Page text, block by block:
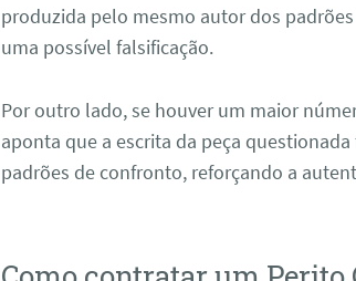
produzida pelo mesmo autor dos
uma possível falsificação.
Por outro lado, se houver um maior
aponta que a escrita da peça
padrões de confronto, reforçando a